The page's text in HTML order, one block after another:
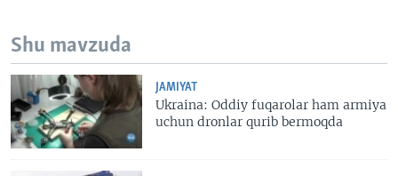
Shu mavzuda
JAMIYAT
Ukraina: Oddiy fuqarolar ham armiya
uchun dronlar qurib bermoqda